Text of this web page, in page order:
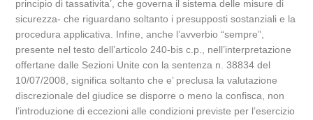
principio di tassativita’, che governa il sistema delle misure di
sicurezza- che riguardano soltanto i presupposti sostanziali e la
procedura applicativa. Infine, anche l’avverbio “sempre”,
presente nel testo dell’articolo 240-bis c.p., nell’interpretazione
offertane dalle Sezioni Unite con la sentenza n. 38834 del
10/07/2008, significa soltanto che e’ preclusa la valutazione
discrezionale del giudice se disporre o meno la confisca, non
l’introduzione di eccezioni alle condizioni previste per l’esercizio